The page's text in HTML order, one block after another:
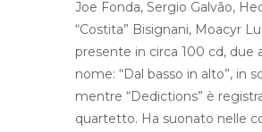
Joe Fonda, Sergio Galvão,
“Costita” Bisignani, Moacyr
presente in circa 100 cd, due
nome: “Dal basso in alto”, in
mentre “Dedictions” è
quartetto. Ha suonato nelle